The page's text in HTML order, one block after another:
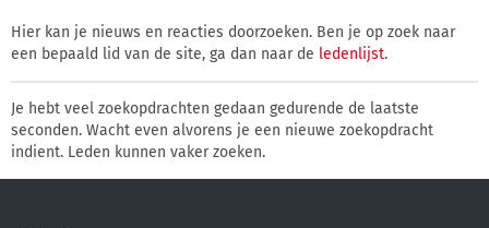
Hier kan je nieuws en reacties doorzoeken. Ben je op zoek naar
een bepaald lid van de site, ga dan naar de ledenlijst.
Je hebt veel zoekopdrachten gedaan gedurende de laatste
seconden. Wacht even alvorens je een nieuwe zoekopdracht
indient. Leden kunnen vaker zoeken.